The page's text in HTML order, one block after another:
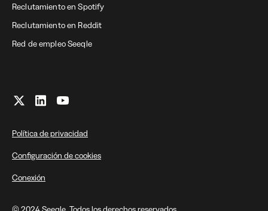
Reclutamiento en Spotify
Reclutamiento en Reddit
Red de empleo Seeqle
Política de privacidad
Configuración de cookies
Conexión